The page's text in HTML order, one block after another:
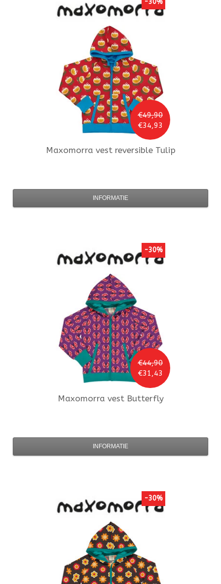
€49,90
€34,93
-30%
Maxomorra vest reversible Tulip
INFORMATIE
€44,90
€31,43
-30%
Maxomorra vest Butterfly
INFORMATIE
-30%